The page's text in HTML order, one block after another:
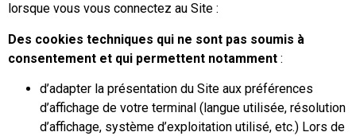
lorsque vous vous connectez au Site :
Des cookies techniques qui ne sont pas soumis à
consentement et qui permettent notamment :
d’adapter la présentation du Site aux préférences
d’affichage de votre terminal (langue utilisée, résolution
d’affichage, système d’exploitation utilisé, etc.) Lors de